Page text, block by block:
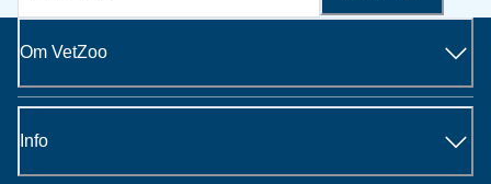
Om VetZoo
Info